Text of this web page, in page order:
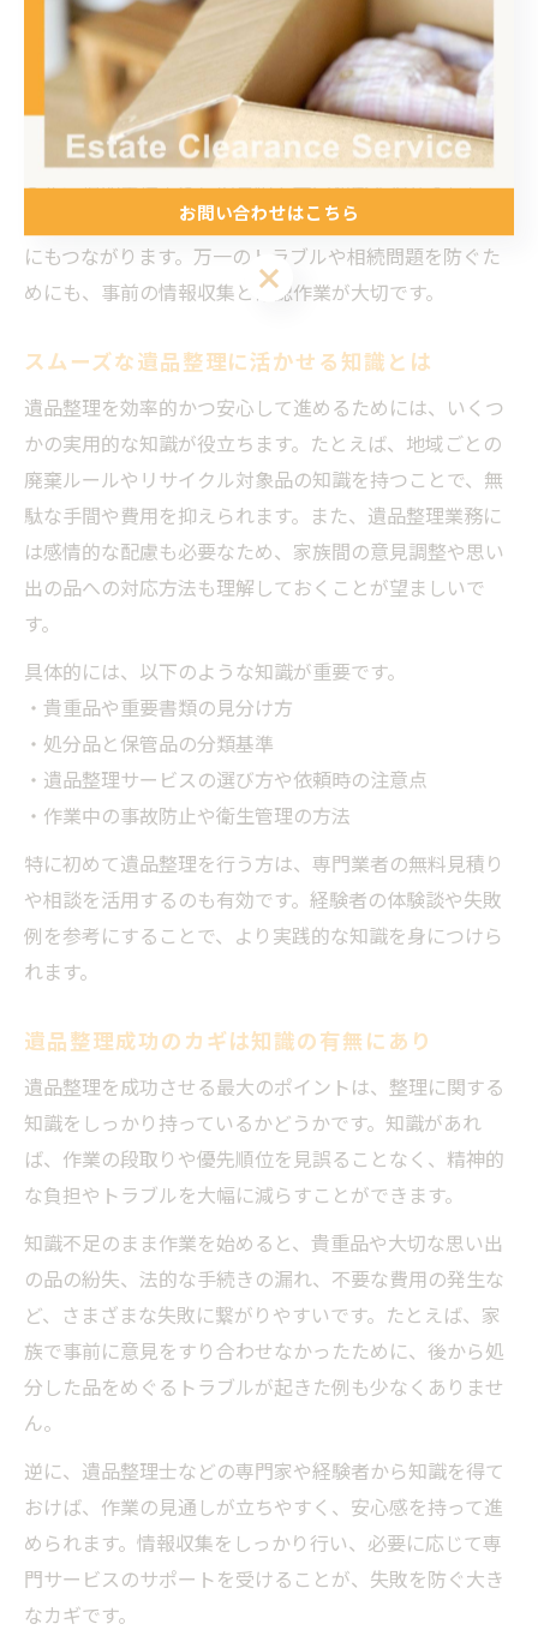
の整理、⑤清掃・原状回復となります。特に、処分や廃
棄に関しては分別ルールや法的手続きが関わるため、地
域の自治体や専門業者の指導を受けることが推奨されま
また、遺品整理士などの資格や専門知識を活かすこと
で、効率的かつ適切に作業を進められ、遺族の負担軽減
にもつながります。万一のトラブルや相続問題を防ぐた
めにも、事前の情報収集と確認作業が大切です。
スムーズな遺品整理に活かせる知識とは
遺品整理を効率的かつ安心して進めるためには、いくつ
かの実用的な知識が役立ちます。たとえば、地域ごとの
廃棄ルールやリサイクル対象品の知識を持つことで、無
駄な手間や費用を抑えられます。また、遺品整理業務に
は感情的な配慮も必要なため、家族間の意見調整や思い
出の品への対応方法も理解しておくことが望ましいで
す。
具体的には、以下のような知識が重要です。
・貴重品や重要書類の見分け方
・処分品と保管品の分類基準
・遺品整理サービスの選び方や依頼時の注意点
・作業中の事故防止や衛生管理の方法
特に初めて遺品整理を行う方は、専門業者の無料見積り
や相談を活用するのも有効です。経験者の体験談や失敗
例を参考にすることで、より実践的な知識を身につけら
れます。
遺品整理成功のカギは知識の有無にあり
遺品整理を成功させる最大のポイントは、整理に関する
知識をしっかり持っているかどうかです。知識があれ
ば、作業の段取りや優先順位を見誤ることなく、精神的
な負担やトラブルを大幅に減らすことができます。
知識不足のまま作業を始めると、貴重品や大切な思い出
の品の紛失、法的な手続きの漏れ、不要な費用の発生な
ど、さまざまな失敗に繋がりやすいです。たとえば、家
族で事前に意見をすり合わせなかったために、後から処
分した品をめぐるトラブルが起きた例も少なくありませ
ん。
逆に、遺品整理士などの専門家や経験者から知識を得て
おけば、作業の見通しが立ちやすく、安心感を持って進
められます。情報収集をしっかり行い、必要に応じて専
門サービスのサポートを受けることが、失敗を防ぐ大き
なカギです。
お問い合わせはこちら
お問い合わせはこちら